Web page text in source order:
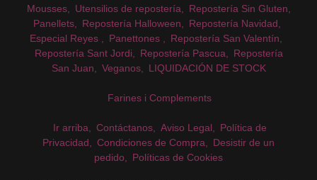
Mousses
Utensilios de repostería
Repostería Sin Gluten
Panellets
Repostería Halloween
Repostería Navidad
Especial Reyes
Panettones
Repostería San Valentín
Repostería Sant Jordi
Repostería Pascua
Repostería
San Juan
Veganos LIQUIDACIÓN DE STOCK
Farines i Complements
Ir arriba Contáctanos Aviso Legal
Política de
Privacidad
Condiciones de Compra
Desistir de un
pedido
Políticas de Cookies